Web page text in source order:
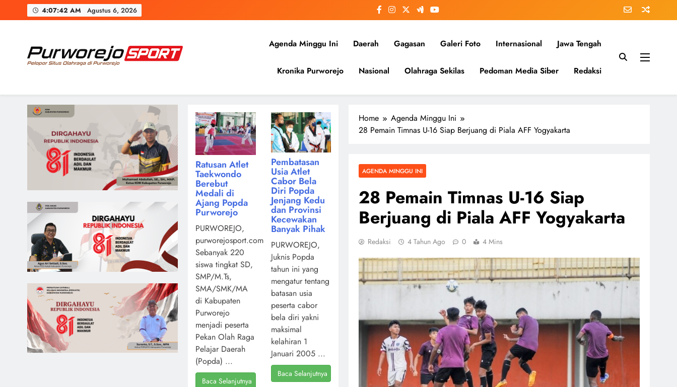
to
4:07:43 AM Agustus 6, 2026
Agenda Minggu Ini Daerah Gagasan Galeri Foto Internasional Jawa Tengah
Kronika Purworejo Nasional Olahraga Sekilas Pedoman Media Siber Redaksi
Home
Agenda Minggu Ini
28 Pemain Timnas U-16 Siap Berjuang di Piala AFF Yogyakarta
AGENDA MINGGU INI
28 Pemain Timnas U-16 Siap
Berjuang di Piala AFF Yogyakarta
Redaksi 4 Tahun Ago 0 4 Mins
Ratusan Atlet
Taekwondo
Berebut
Medali di
Ajang Popda
Purworejo
PURWOREJO,
purworejosport.com,
Sebanyak 220
siswa tingkat SD,
SMP/M.Ts,
SMA/SMK/MA
di Kabupaten
Purworejo
menjadi peserta
Pekan Olah Raga
Pelajar Daerah
(Popda) ...
Baca Selanjutnya
Pembatasan
Usia Atlet
Cabor Bela
Diri Popda
Jenjang Kedu
dan Provinsi
Kecewakan
Banyak Pihak
PURWOREJO,
Juknis Popda
tahun ini yang
mengatur tentang
batasan usia
peserta cabor
bela diri yakni
maksimal
kelahiran 1
Januari 2005 ...
Baca Selanjutnya